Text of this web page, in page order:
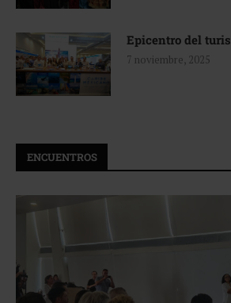
Epicentro del
7 noviembre, 2025
ENCUENTROS